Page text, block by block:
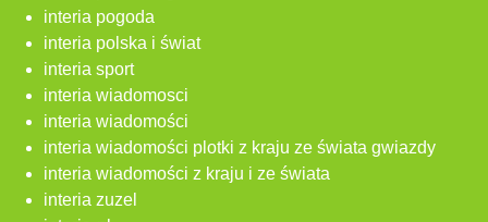
interia pogoda
interia polska i świat
interia sport
interia wiadomosci
interia wiadomości
interia wiadomości plotki z kraju ze świata gwiazdy
interia wiadomości z kraju i ze świata
interia zuzel